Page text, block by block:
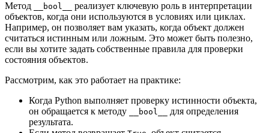
Метод __bool__
реализует ключевую роль в интерпретации
объектов, когда они используются в условиях или циклах.
Например, он позволяет вам указать, когда объект должен
считаться истинным или ложным. Это может быть полезно,
если вы хотите задать собственные правила для проверки
состояния объектов.
Рассмотрим, как это работает на практике:
Когда Python выполняет проверку истинности объекта,
он обращается к методу
__bool__
для определения
результата.